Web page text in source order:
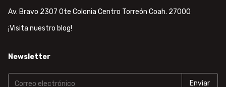
Av. Bravo 2307 Ote Colonia Centro Torreón Coah. 27000
¡Visita nuestro blog!
Newsletter